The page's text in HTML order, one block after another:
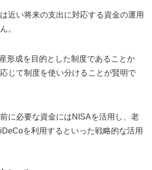
近い将来の支出に対応する資金の運用
。
形成を目的とした制度であることか
じて制度を使い分けることが賢明で
に必要な資金にはNISAを活用し、老
を利用するといった戦略的な活用